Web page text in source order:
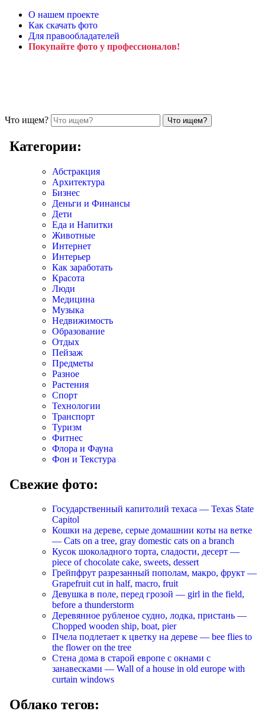
О нашем проекте
Как скачать фото
Для правообладателей
Покупайте фото у профессионалов!
Что ищем?
Категории:
Абстракция
Архитектура
Бизнес
Деньги и Финансы
Дети
Еда и Напитки
Животные
Интернет
Интерьер
Как заработать
Красота
Люди
Медицина
Музыка
Недвижимость
Образование
Отдых
Пейзаж
Предметы
Разное
Растения
Спорт
Технологии
Транспорт
Туризм
Фитнес
Флора и Фауна
Фон и Текстура
Свежие фото:
Государственный капитолий техаса — Texas State
Capitol
Кошки на дереве, серые домашнии коты на ветке
— Cats on a tree, gray domestic cats on a branch
Кусок шоколадного торта, сладости, десерт —
piece of chocolate cake, sweets, dessert
Грейпфрут разрезанный пополам, макро, фрукт —
Grapefruit cut in half, macro, fruit
Девушка в поле, перед грозой — girl in the field,
before a thunderstorm
Деревянное рубленое судно, лодка, пристань —
Chopped wooden ship, boat, pier
Пчела подлетает к цветку на дереве — bee flies to
the flower on the tree
Стена дома в старой европе с окнами с
занавесками — Wall of a house in old europe with
curtain windows
Облако тегов: